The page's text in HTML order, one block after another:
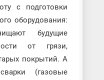
с подготовки
оборудования:
будущие
от грязи,
покрытий. А
(газовые